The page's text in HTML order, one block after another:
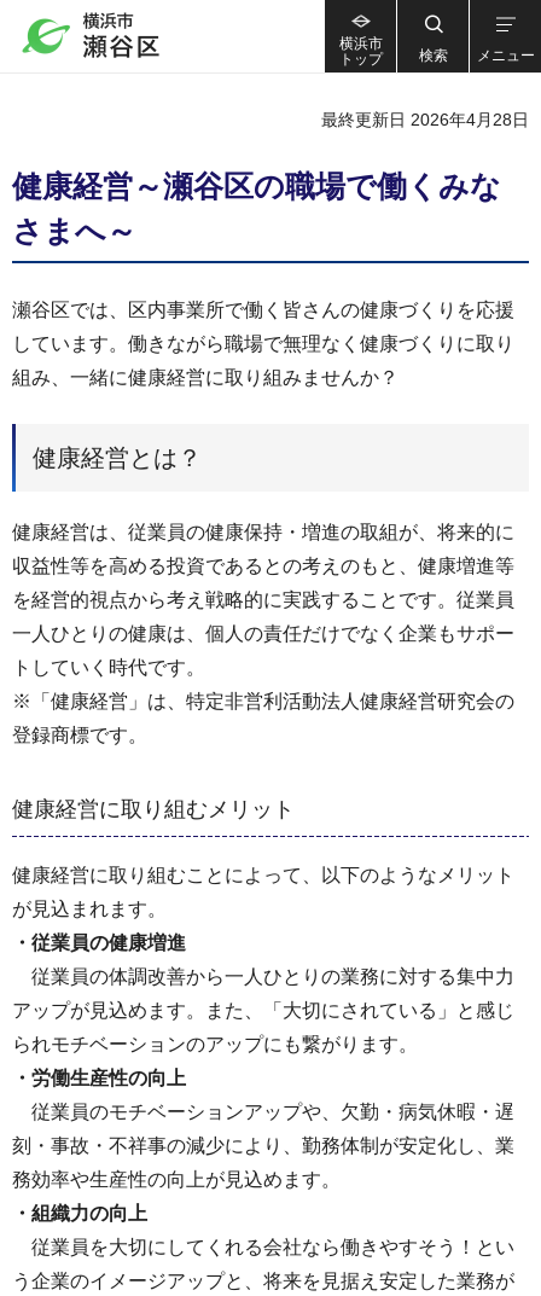
横浜市
トップ
検索 メニュー
最終更新日 2026年4月28日
健康経営～瀬谷区の職場で働くみな
さまへ～
瀬谷区では、区内事業所で働く皆さんの健康づくりを応援
しています。働きながら職場で無理なく健康づくりに取り
組み、一緒に健康経営に取り組みませんか？
健康経営とは？
健康経営は、従業員の健康保持・増進の取組が、将来的に
収益性等を高める投資であるとの考えのもと、健康増進等
を経営的視点から考え戦略的に実践することです。従業員
一人ひとりの健康は、個人の責任だけでなく企業もサポー
トしていく時代です。
※「健康経営」は、特定非営利活動法人健康経営研究会の
登録商標です。
健康経営に取り組むメリット
健康経営に取り組むことによって、以下のようなメリット
が見込まれます。
・従業員の健康増進
従業員の体調改善から一人ひとりの業務に対する集中力
アップが見込めます。また、「大切にされている」と感じ
られモチベーションのアップにも繋がります。
・労働生産性の向上
従業員のモチベーションアップや、欠勤・病気休暇・遅
刻・事故・不祥事の減少により、勤務体制が安定化し、業
務効率や生産性の向上が見込めます。
・組織力の向上
従業員を大切にしてくれる会社なら働きやすそう！とい
う企業のイメージアップと、将来を見据え安定した業務が